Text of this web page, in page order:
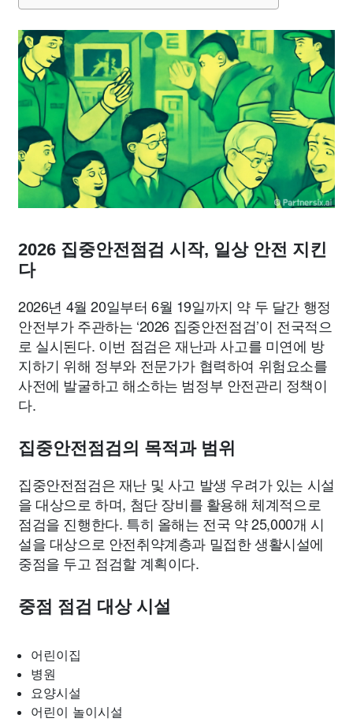
종교 사회 정치 건강 의료 의학 경제 마케팅
부동산 외국어 교육 교통 생활 기타
2026 집중안전점검 시작, 일상 안전 지킨
다
2026년 4월 20일부터 6월 19일까지 약 두 달간 행정
안전부가 주관하는 ‘2026 집중안전점검’이 전국적으
로 실시된다. 이번 점검은 재난과 사고를 미연에 방
지하기 위해 정부와 전문가가 협력하여 위험요소를
사전에 발굴하고 해소하는 범정부 안전관리 정책이
다.
집중안전점검의 목적과 범위
집중안전점검은 재난 및 사고 발생 우려가 있는 시설
을 대상으로 하며, 첨단 장비를 활용해 체계적으로
점검을 진행한다. 특히 올해는 전국 약 25,000개 시
설을 대상으로 안전취약계층과 밀접한 생활시설에
중점을 두고 점검할 계획이다.
중점 점검 대상 시설
어린이집
병원
요양시설
어린이 놀이시설